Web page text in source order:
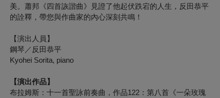
美。蕭邦《四首詼諧曲》見證了他起伏跌宕的人生，反田恭平
的詮釋，帶您與作曲家的內心深刻共鳴！
【演出人員】
鋼琴／反田恭平
Kyohei Sorita, piano
【演出作品】
布拉姆斯：十一首聖詠前奏曲，作品122：第八首《一朵玫瑰